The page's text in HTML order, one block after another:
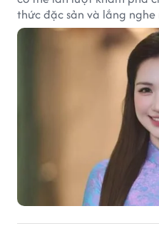
thức đặc sản và lắng nghe
nhận trọn vẹn nét duyên